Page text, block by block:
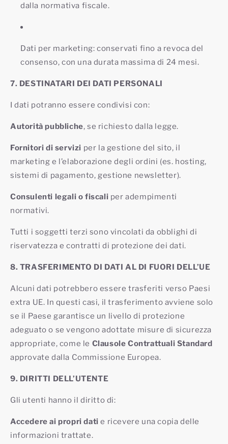
dalla normativa fiscale.
Dati per marketing: conservati fino a revoca del
consenso, con una durata massima di 24 mesi.
7. DESTINATARI DEI DATI PERSONALI
I dati potranno essere condivisi con:
Autorità pubbliche, se richiesto dalla legge.
Fornitori di servizi per la gestione del sito, il
marketing e l’elaborazione degli ordini (es. hosting,
sistemi di pagamento, gestione newsletter).
Consulenti legali o fiscali per adempimenti
normativi.
Tutti i soggetti terzi sono vincolati da obblighi di
riservatezza e contratti di protezione dei dati.
8. TRASFERIMENTO DI DATI AL DI FUORI DELL’UE
Alcuni dati potrebbero essere trasferiti verso Paesi
extra UE. In questi casi, il trasferimento avviene solo
se il Paese garantisce un livello di protezione
adeguato o se vengono adottate misure di sicurezza
appropriate, come le Clausole Contrattuali Standard
approvate dalla Commissione Europea.
9. DIRITTI DELL’UTENTE
Gli utenti hanno il diritto di:
Accedere ai propri dati e ricevere una copia delle
informazioni trattate.